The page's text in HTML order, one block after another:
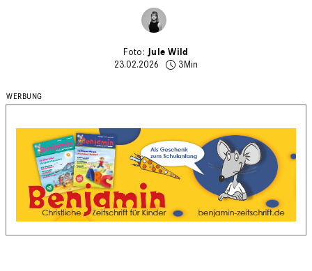
Jule Wild
23.02.2026
3Min